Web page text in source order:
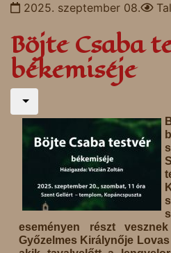
2025. szeptember 08.
Böjte Csaba
békemiséje
eseményen részt
Győzelmes Királynője